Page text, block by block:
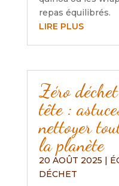
repas équilibrés.
LIRE PLUS
Zéro
tête :
nettoyer
la planète
20 AOÛT 2025
DÉCHET